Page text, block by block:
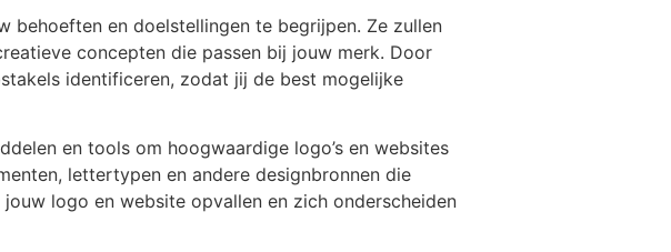
behoeften en doelstellingen te begrijpen. Ze zullen
concepten die passen bij jouw merk. Door
identificeren, zodat jij de best mogelijke
en tools om hoogwaardige logo’s en websites
lettertypen en andere designbronnen die
logo en website opvallen en zich onderscheiden